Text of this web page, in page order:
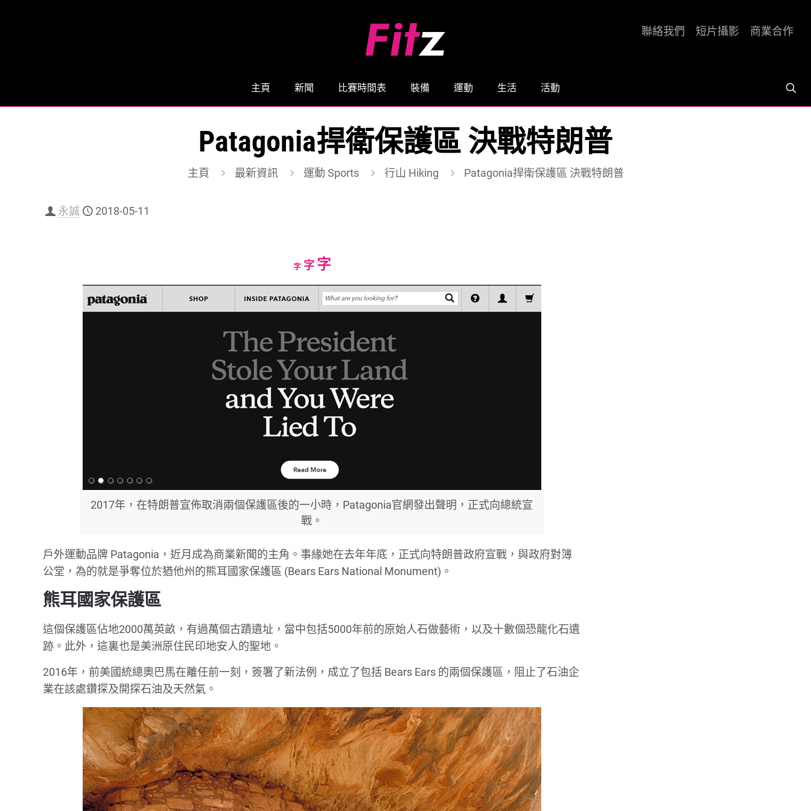
主頁 新聞 比賽時間表 裝備 運動 生活 活動
聯絡我們 短片攝影 商業合作
Patagonia捍衛保護區 決戰特朗普
主頁 最新資訊 運動 Sports 行山 Hiking Patagonia捍衛保護區 決戰特朗普
永誠 2018-05-11
字Decrease
size.
字Reset
size.
字Increase
font
size.
2017年，在特朗普宣佈取消兩個保護區後的一小時，Patagonia官網發出聲明，正式向總統宣
戰。
戶外運動品牌 Patagonia，近月成為商業新聞的主角。事緣她在去年年底，正式向特朗普政府宣戰，與政府對簿
公堂，為的就是爭奪位於猶他州的熊耳國家保護區 (Bears Ears National Monument)。
熊耳國家保護區
這個保護區佔地2000萬英畝，有過萬個古蹟遺址，當中包括5000年前的原始人石做藝術，以及十數個恐龍化石遺
跡。此外，這裏也是美洲原住民印地安人的聖地。
2016年，前美國統總奧巴馬在離任前一刻，簽署了新法例，成立了包括 Bears Ears 的兩個保護區，阻止了石油企
業在該處鑽探及開探石油及天然氣。